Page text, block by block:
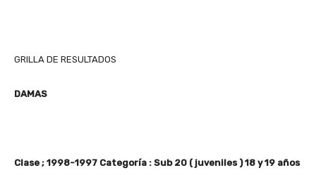
GRILLA DE RESULTADOS
DAMAS
Clase ; 1998-1997 Categoría : Sub 20 ( juveniles ) 18 y 19 años